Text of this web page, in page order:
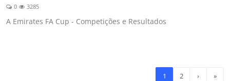
0 3285
A Emirates FA Cup - Competições e Resultados
1 2 › »